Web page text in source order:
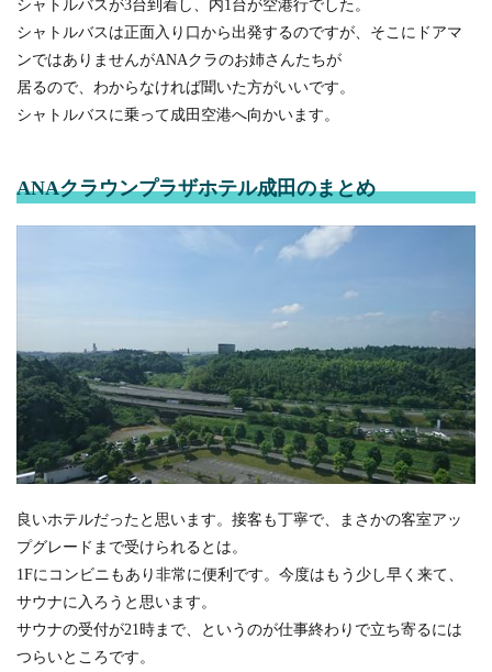
シャトルバスが3台到着し、内1台が空港行でした。
シャトルバスは正面入り口から出発するのですが、そこにドアマ
ンではありませんがANAクラのお姉さんたちが
居るので、わからなければ聞いた方がいいです。
シャトルバスに乗って成田空港へ向かいます。
ANAクラウンプラザホテル成田のまとめ
良いホテルだったと思います。接客も丁寧で、まさかの客室アッ
プグレードまで受けられるとは。
1Fにコンビニもあり非常に便利です。今度はもう少し早く来て、
サウナに入ろうと思います。
サウナの受付が21時まで、というのが仕事終わりで立ち寄るには
つらいところです。